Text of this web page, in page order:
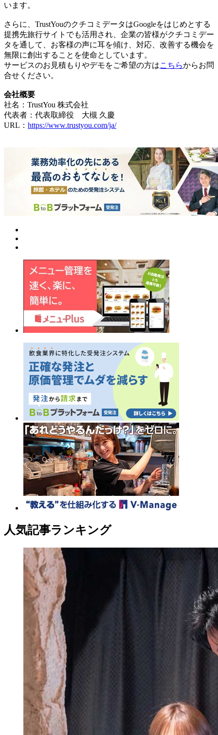
います。
さらに、TrustYouのクチコミデータはGoogleをはじめとする
提携先旅行サイトでも活用され、企業の皆様がクチコミデー
タを通して、お客様の声に耳を傾け、対応、改善する機会を
無限に創出することを使命としています。
サービスのお見積もりやデモをご希望の方はこちらからお問
合せください。
会社概要
社名：TrustYou 株式会社
代表者：代表取締役 大槻 久慶
URL： https://www.trustyou.com/ja/
人気記事ランキング